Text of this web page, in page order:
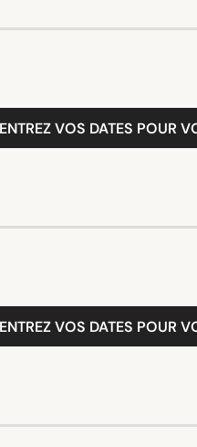
ENTREZ VOS DATES POUR
ENTREZ VOS DATES POUR